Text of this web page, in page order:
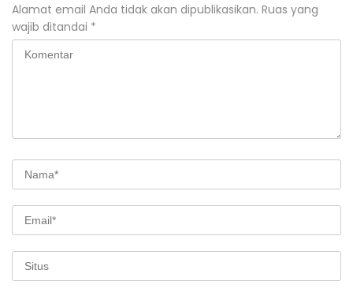
Alamat email Anda tidak akan dipublikasikan. Ruas yang
wajib ditandai *